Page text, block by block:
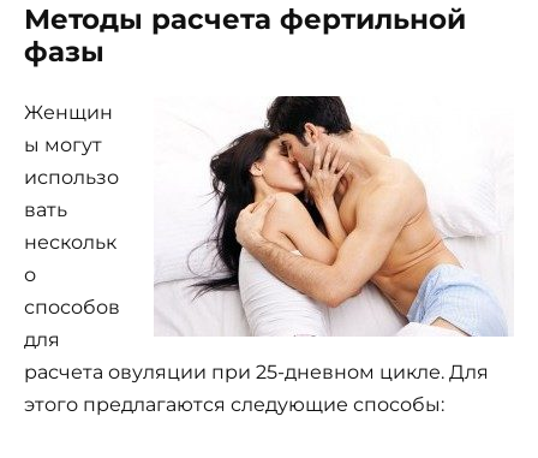
Методы расчета фертильной
фазы
Женщин
ы могут
использо
вать
нескольк
о
способов
для
расчета овуляции при 25-дневном цикле. Для
этого предлагаются следующие способы: